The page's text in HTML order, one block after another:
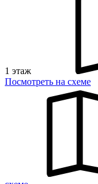
1 этаж
Посмотреть на схеме